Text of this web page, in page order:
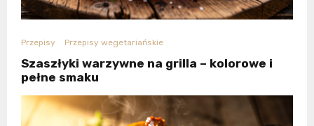
Przepisy Przepisy wegetariańskie
Szaszłyki warzywne na grilla – kolorowe i
pełne smaku